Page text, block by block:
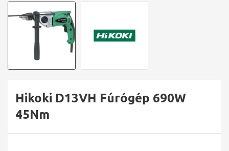
Hikoki D13VH Fúrógép 690W
45Nm